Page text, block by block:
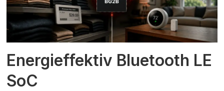
Energieffektiv Bluetooth LE
SoC